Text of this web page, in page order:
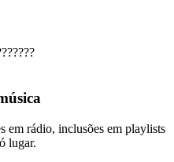
em rádio, inclusões em playlists
lugar.